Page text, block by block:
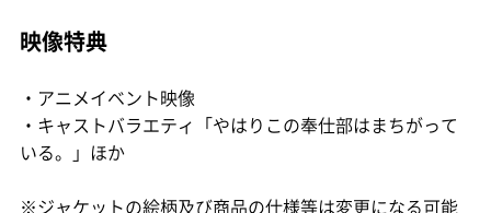
映像特典
・アニメイベント映像
・キャストバラエティ「やはりこの奉仕部はまちがって
いる。」ほか
※ジャケットの絵柄及び商品の仕様等は変更になる可能